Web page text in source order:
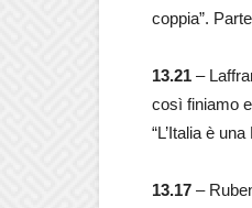
coppia”.
13.21 –
così finiamo
“L’Italia è
13.17 –